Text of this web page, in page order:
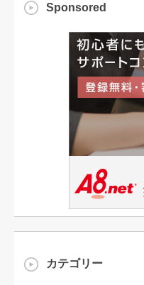
Sponsored
カテゴリー